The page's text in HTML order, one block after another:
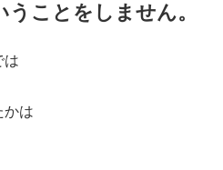
うことをしません。
は
かは